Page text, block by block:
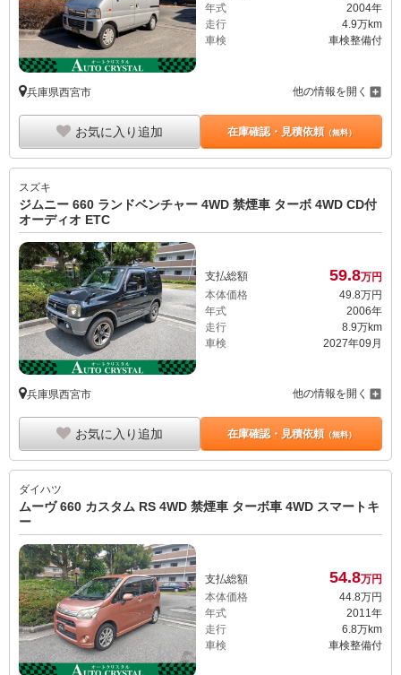
年式
2004年
走行
4.9万km
車検
車検整備付
兵庫県西宮市 他の情報を開く
お気に入り追加 在庫確認・見積依頼（無料）
スズキ
ジムニー 660 ランドベンチャー 4WD 禁煙車 ターボ 4WD CD付
オーディオ ETC
支払総額 59.8万円
本体価格
49. 8万円
年式
2006年
走行
8.9万km
車検
2027年09月
兵庫県西宮市 他の情報を開く
お気に入り追加 在庫確認・見積依頼（無料）
ダイハツ
ムーヴ 660 カスタム RS 4WD 禁煙車 ターボ車 4WD スマートキ
ー
支払総額 54.8万円
本体価格
44.8万円
年式
2011年
走行
6.8万km
車検
車検整備付